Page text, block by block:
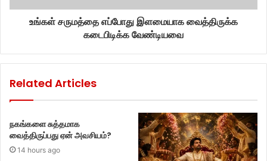
உங்கள் சருமத்தை எப்போது இளமையாக வைத்திருக்க
கடைபிடிக்க வேண்டியவை
Related Articles
நகங்களை சுத்தமாக
வைத்திருப்பது ஏன் அவசியம்?
14 hours ago